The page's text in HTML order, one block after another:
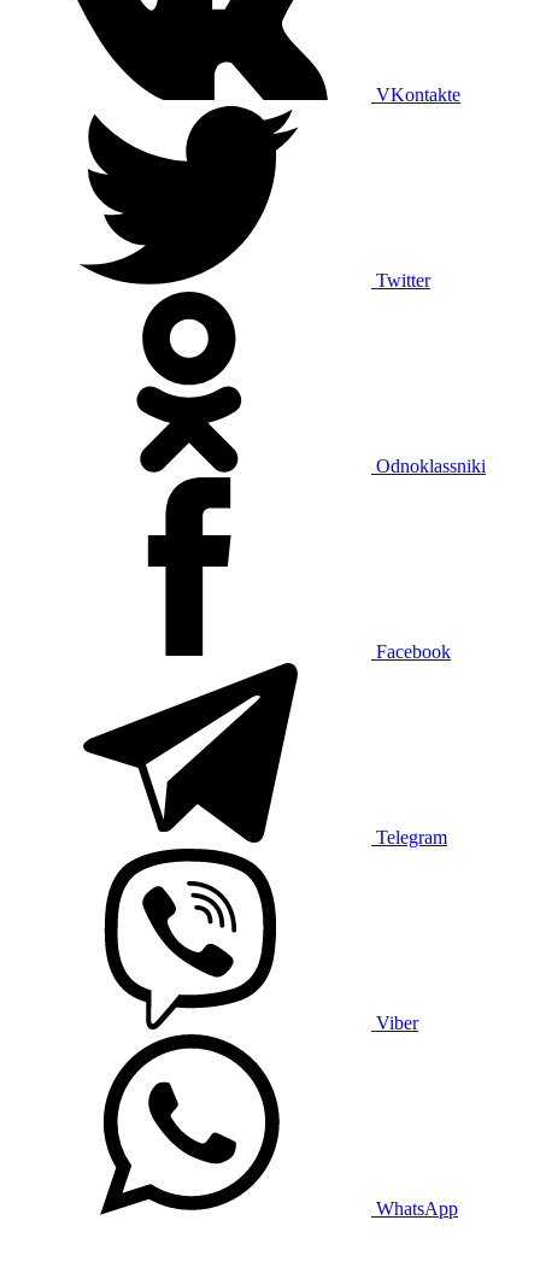
VKontakte
Twitter
Odnoklassniki
Facebook
Telegram
Viber
WhatsApp